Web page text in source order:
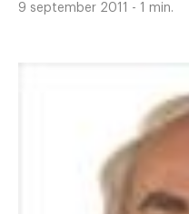
9 september 2011 - 1 min.